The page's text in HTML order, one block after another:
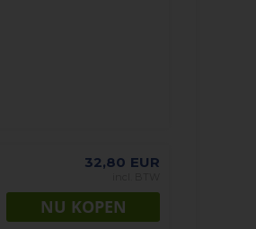
32,80 EUR